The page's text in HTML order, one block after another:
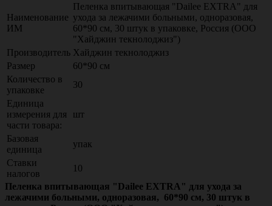
Наименование
ИМ
Пеленка впитывающая "Dailee EXTRA" для
ухода за лежачими больными, одноразовая,
60*90 см, 30 штук в упаковке, Россия (ООО
"Хайджин текнолоджиз")
Производитель Хайджин текнолоджиз
Размер
60*90 см
Количество в
упаковке
30
Единица
измерения для
части товара:
шт
Базовая
единица
упак
Ставки
налогов
10
Пеленка впитывающая "Dailee EXTRA" для ухода за
лежачими больными, одноразовая, 60*90 см, 30 штук в